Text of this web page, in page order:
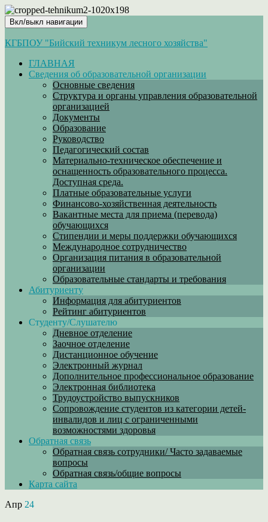
Вкл/выкл навигации
КГБПОУ "Бийский техникум лесного хозяйства"
ГЛАВНАЯ
Сведения об образовательной организации
Основные сведения
Структура и органы управления образовательной
организацией
Документы
Образование
Руководство
Педагогический состав
Материально-техническое обеспечение и
оснащенность образовательного процесса.
Доступная среда.
Платные образовательные услуги
Финансово-хозяйственная деятельность
Вакантные места для приема (перевода)
обучающихся
Стипендии и меры поддержки обучающихся
Международное сотрудничество
Организация питания в образовательной
организации
Образовательные стандарты и требования
Абитуриенту
Информация для абитуриентов
Рейтинг абитуриентов
Студенту/Слушателю
Дневное отделение
Заочное отделение
Дистанционное обучение
Электронный журнал
Дополнительное профессиональное образование
Электронная библиотека
Трудоустройство выпускников
Сопровождение студентов из категории детей-
инвалидов и лиц с ограниченными
возможностями здоровья
Обратная связь
Обратная связь сотрудники/ Часто задаваемые
вопросы
Обратная связь/общие вопросы
Карта сайта
Апр 24